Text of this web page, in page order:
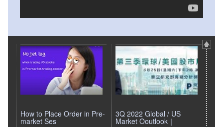
How to Place Order in Pre-
market Ses
3Q 2022 Global / US
Market Ooutlook｜